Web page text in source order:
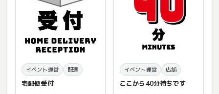
イベント運営 配達
宅配便受付
イベント運営 店舗
ここから40分待ちです